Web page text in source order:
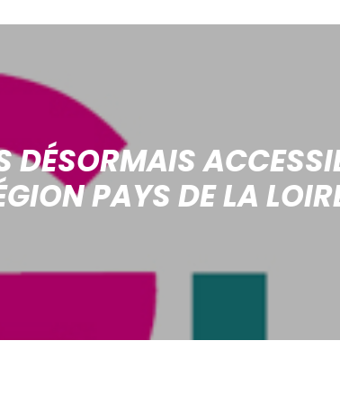
DÉSORMAIS
PAYS DE LA